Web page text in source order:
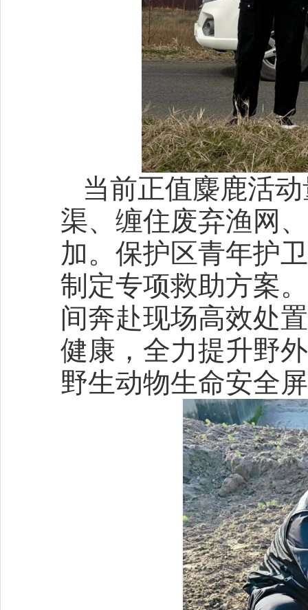
当前正值麋鹿活
渠、缠住废弃渔网
加。保护区青年护
制定专项救助方案
间奔赴现场高效处
健康，全力提升野
野生动物生命安全